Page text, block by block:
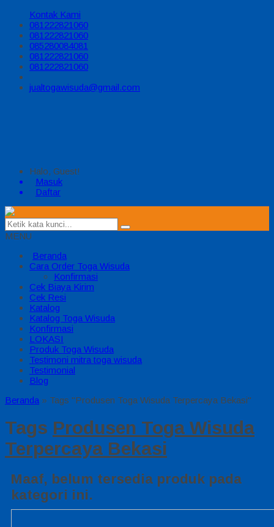
Kontak Kami
081222821060
081222821060
085280084081
081222821060
081222821060
jualtogawisuda@gmail.com
Halo, Guest!
Masuk
Daftar
MENU
Beranda
Cara Order Toga Wisuda
Konfirmasi
Cek Biaya Kirim
Cek Resi
Katalog
Katalog Toga Wisuda
Konfirmasi
LOKASI
Produk Toga Wisuda
Testimoni mitra toga wisuda
Testimonial
Blog
Beranda » Tags "Produsen Toga Wisuda Terpercaya Bekasi"
Tags Produsen Toga Wisuda
Terpercaya Bekasi
Maaf, belum tersedia produk pada
kategori ini.